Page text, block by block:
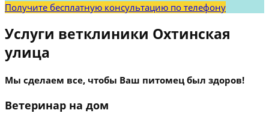
Получите бесплатную консультацию по телефону
Услуги ветклиники Охтинская
улица
Мы сделаем все, чтобы Ваш питомец был здоров!
Ветеринар на дом